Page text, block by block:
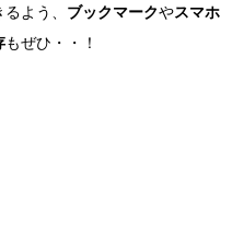
よう、 ブックマークやスマホ
もぜひ・・！